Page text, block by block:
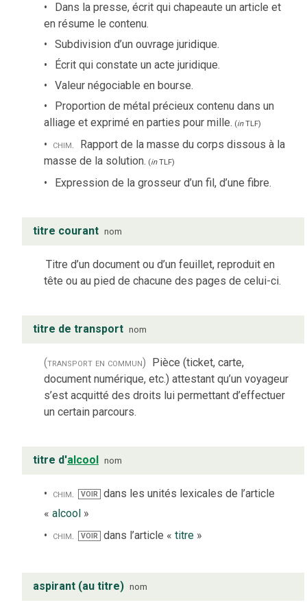
Dans la presse, écrit qui chapeaute un article et
en résume le contenu.
Subdivision d’un ouvrage juridique.
Écrit qui constate un acte juridique.
Valeur négociable en bourse.
Proportion de métal précieux contenu dans un
alliage et exprimé en parties pour mille. (inTLF)
chim. Rapport de la masse du corps dissous à la
masse de la solution. (inTLF)
Expression de la grosseur d’un fil, d’une fibre.
titre courant nom
Titre d’un document ou d’un feuillet, reproduit en
tête ou au pied de chacune des pages de celui-ci.
titre de transport nom
(transport en commun) Pièce (ticket, carte,
document numérique, etc.) attestant qu’un voyageur
s’est acquitté des droits lui permettant d’effectuer
un certain parcours.
titre d'alcool nom
chim. VOIR dans les unités lexicales de l’article
« alcool »
chim.
VOIR dans l’article « titre»
aspirant (au titre) nom